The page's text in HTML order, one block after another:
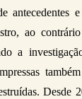
antecedentes
ao
a
Desde